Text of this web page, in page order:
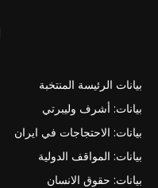
بيانات الرئيسة المنتخبة
بيانات: أشرف وليبرتي
بيانات: الاحتجاجات في ايران
بيانات: المواقف الدولية
بيانات: حقوق الانسان